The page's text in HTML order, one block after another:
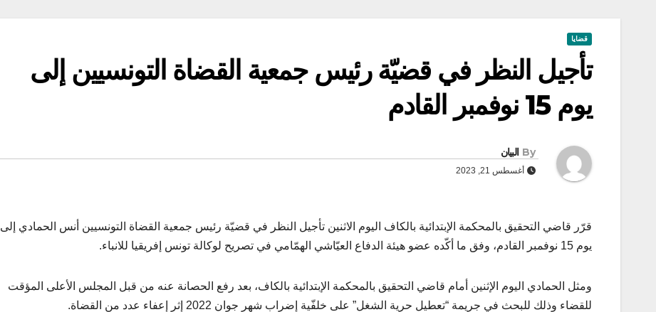
قضايا
تأجيل النظر في قضيّة رئيس جمعية القضاة التونسيين إلى
يوم 15 نوفمبر القادم
By البيان
أغسطس 21, 2023
قرّر قاضي التحقيق بالمحكمة الإبتدائية بالكاف اليوم الاثنين تأجيل النظر في قضيّة رئيس جمعية القضاة التونسيين أنس الحمادي إلى
يوم 15 نوفمبر القادم، وفق ما أكّده عضو هيئة الدفاع العيّاشي الهمّامي في تصريح لوكالة تونس إفريقيا للانباء.
ومثل الحمادي اليوم الإثنين أمام قاضي التحقيق بالمحكمة الإبتدائية بالكاف، بعد رفع الحصانة عنه من قبل المجلس الأعلى المؤقت
للقضاء وذلك للبحث في جريمة “تعطيل حرية الشغل” على خلفّية إضراب شهر جوان 2022 إثر إعفاء عدد من القضاة.